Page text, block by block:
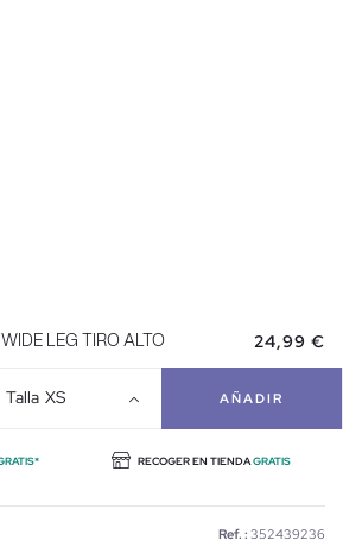
LEG TIRO ALTO 24,99 €
Talla XS AÑADIR
RECOGER EN TIENDAGRATIS
Ref. : 352439236